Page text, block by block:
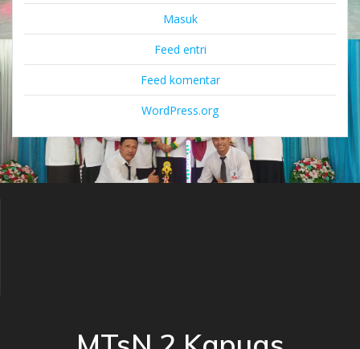
Masuk
Feed entri
Feed komentar
WordPress.org